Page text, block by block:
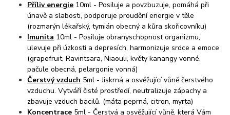
Příliv energie 10ml - Posiluje a povzbuzuje, pomáhá při
únavě a slabosti, podporuje proudění energie v těle
(rozmarýn lékařský, tymián obecný a kůra skořicovníku)
Imunita 10ml - Posiluje obranyschopnost organizmu,
ulevuje při úzkosti a depresích, harmonizuje srdce a emoce
(grapefruit, Ravintsara, Niaouli, květy kanangy vonné,
pačule obecná, pelargonie vonná)
Čerstvý vzduch 5ml - Jiskrná a osvěžující vůně čerstvého
vzduchu. Vytváří čisté prostředí, neutralizuje zápachy a
zbavuje vzduch bacilů. (máta peprná, citron, myrta)
Koncentrace 5ml - Čerstvá a osvěžující vůně, která Vám